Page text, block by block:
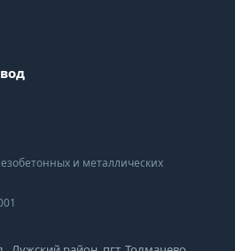
и металлических